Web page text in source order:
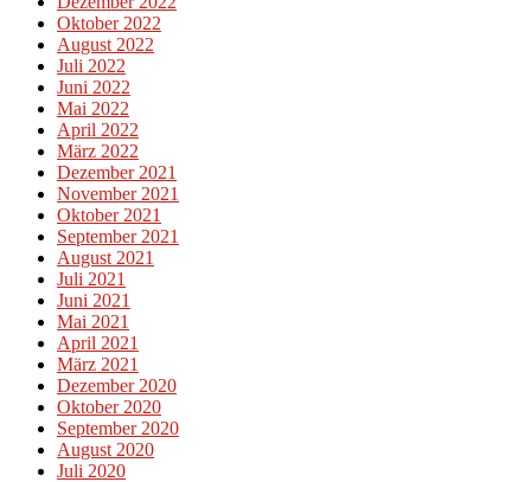
Oktober 2022
August 2022
Juli 2022
Juni 2022
Mai 2022
April 2022
März 2022
Dezember 2021
November 2021
Oktober 2021
September 2021
August 2021
Juli 2021
Juni 2021
Mai 2021
April 2021
März 2021
Dezember 2020
Oktober 2020
September 2020
August 2020
Juli 2020